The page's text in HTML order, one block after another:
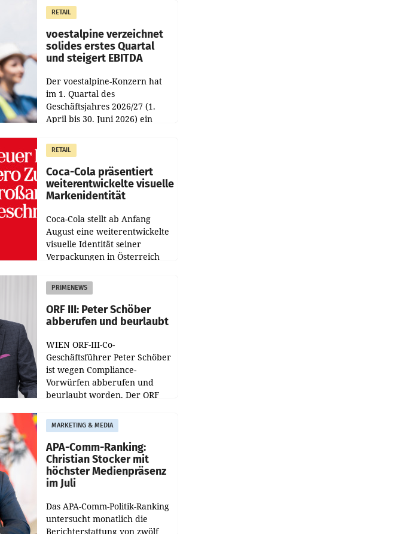
Besetzungen für die
Direktionen abgestimmt
werden.
RETAIL
voestalpine verzeichnet
solides erstes Quartal
und steigert EBITDA
Der voestalpine-Konzern hat
im 1. Quartal des
Geschäftsjahres 2026/27 (1.
April bis 30. Juni 2026) ein
Der Umsatz stieg im Vergleich
zur Vorjahresperiode
RETAIL
Coca-Cola präsentiert
weiterentwickelte visuelle
Markenidentität
Coca-Cola stellt ab Anfang
August eine weiterentwickelte
visuelle Identität seiner
Verpackungen in Österreich
Redesigns stehen zentrale
Gestaltungselemente
PRIMENEWS
ORF III: Peter Schöber
abberufen und beurlaubt
WIEN ORF-III-Co-
Geschäftsführer Peter Schöber
ist wegen Compliance-
Vorwürfen abberufen und
beurlaubt worden. Der ORF
entsprechende
Medienberichte.
MARKETING & MEDIA
APA-Comm-Ranking:
Christian Stocker mit
höchster Medienpräsenz
im Juli
Das APA-Comm-Politik-Ranking
untersucht monatlich die
Berichterstattung von zwölf